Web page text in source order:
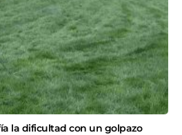
la dificultad con un golpazo